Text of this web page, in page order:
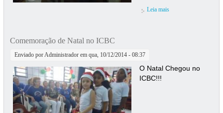
Leia mais
Comemoração de Natal no ICBC
Enviado porAdministrador em qua, 10/12/2014 - 08:37
O Natal Chegou no
ICBC!!!